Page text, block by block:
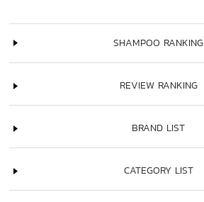
SHAMPOO RANKING
REVIEW RANKING
BRAND LIST
CATEGORY LIST